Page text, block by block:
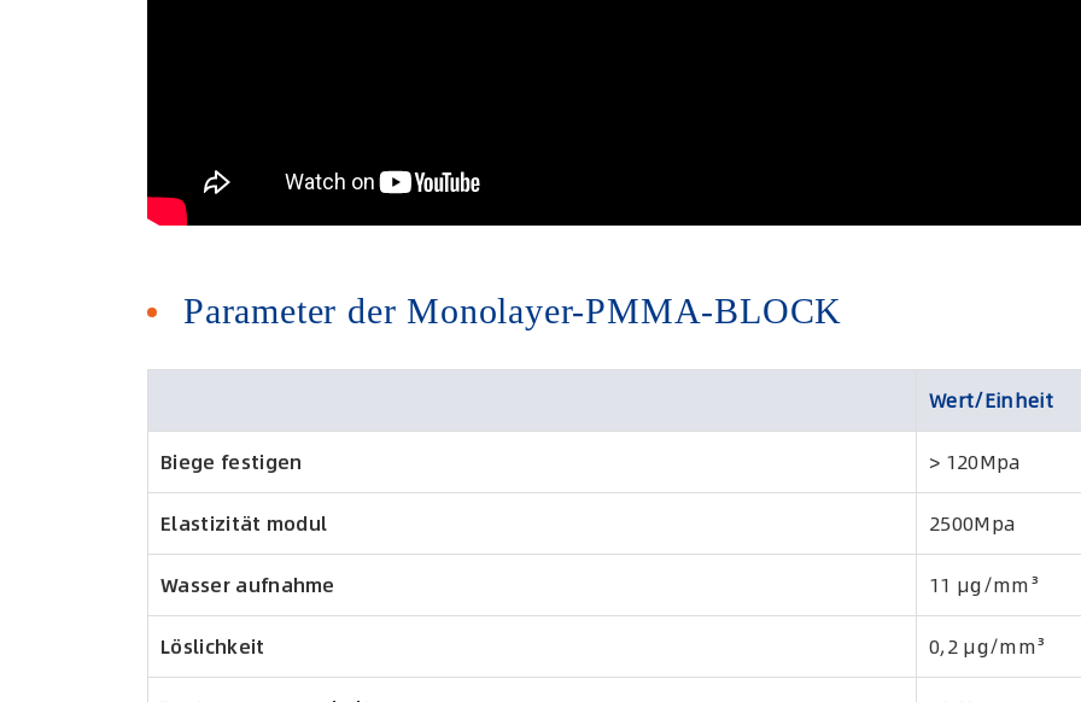
Parameter der Monolayer-PMMA-BLOCK
Wert/Einheit
Biege festigen > 120Mpa
Elastizität modul 2500Mpa
Wasser aufnahme 11 μg/mm³
Löslichkeit 0,2 μg/mm³